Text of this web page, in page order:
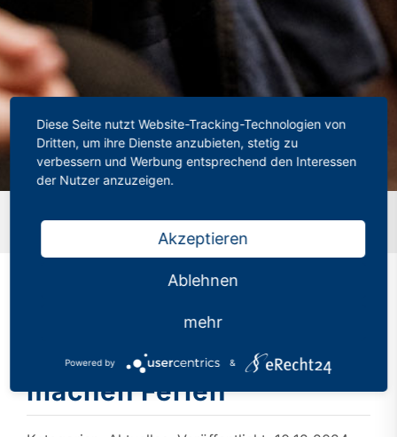
Unsere Geschäftsstelle
und Rechtsabteilung
machen Ferien
Diese Seite nutzt Website-Tracking-Technologien von
Dritten, um ihre Dienste anzubieten, stetig zu
verbessern und Werbung entsprechend den Interessen
der Nutzer anzuzeigen.
Akzeptieren
Ablehnen
mehr
Powered by &